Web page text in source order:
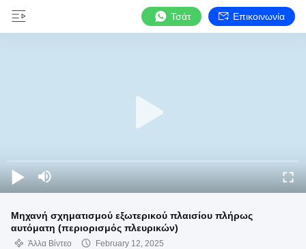
Τσάτ Επικοινωνία
Μηχανή σχηματισμού εξωτερικού πλαισίου πλήρως
αυτόματη (περιορισμός πλευρικών)
Άλλα Βίντεο
February 12, 2025